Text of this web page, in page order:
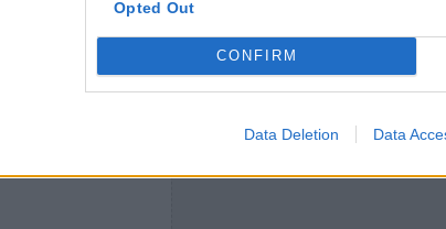
Opted Out
CONFIRM
Data Deletion Data